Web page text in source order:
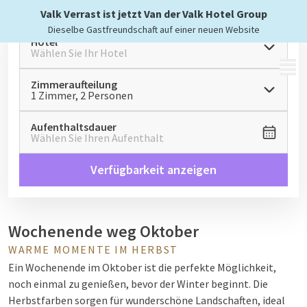
Valk Verrast ist jetzt Van der Valk Hotel Group
Dieselbe Gastfreundschaft auf einer neuen Website
MENÜ
Hotel
Wählen Sie Ihr Hotel
Zimmeraufteilung
1 Zimmer, 2 Personen
Aufenthaltsdauer
Wählen Sie Ihren Aufenthalt
Verfügbarkeit anzeigen
Wochenende weg Oktober
WARME MOMENTE IM HERBST
Ein Wochenende im Oktober ist die perfekte Möglichkeit,
noch einmal zu genießen, bevor der Winter beginnt. Die
Herbstfarben sorgen für wunderschöne Landschaften, ideal